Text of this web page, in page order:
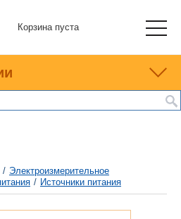
Корзина пуста
/ Электроизмерительное
/ Источники питания